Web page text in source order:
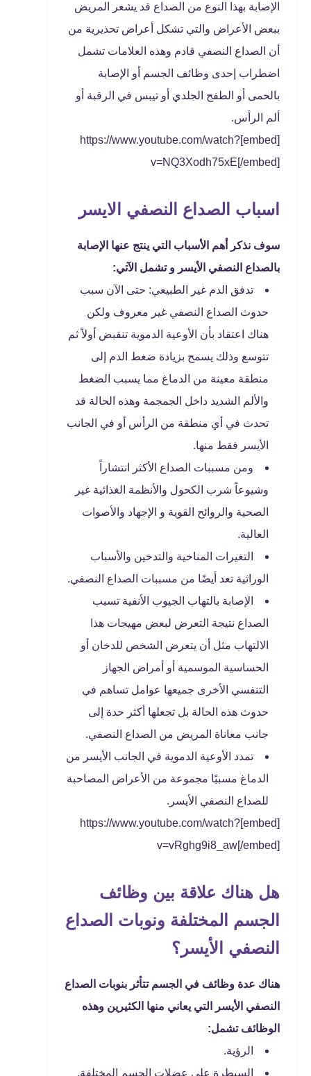
الإصابة بهذا النوع من الصداع قد يشعر المريض
ببعض الأعراض والتي تشكل أعراض تحذيرية من
أن الصداع النصفي قادم وهذه العلامات تشمل
اضطراب إحدى وظائف الجسم أو الإصابة
بالحمى أو الطفح الجلدي أو تيبس في الرقبة أو
ألم الرأس.
[embed]https://www.youtube.com/watch?
v=NQ3Xodh75xE[/embed]
اسباب الصداع النصفي الايسر
سوف نذكر أهم الأسباب التي ينتج عنها الإصابة
بالصداع النصفي الأيسر و تشمل الآتي:
تدفق الدم غير الطبيعي: حتى الآن سبب
حدوث الصداع النصفي غير معروف ولكن
هناك اعتقاد بأن الأوعية الدموية تنقبض أولاً ثم
تتوسع وذلك يسمح بزيادة ضغط الدم إلى
منطقة معينة من الدماغ مما يسبب الضغط
والألم الشديد داخل الجمجمة وهذه الحالة قد
تحدث في أي منطقة من الرأس أو في الجانب
الأيسر فقط منها.
ومن مسببات الصداع الأكثر انتشاراً
وشيوعاً شرب الكحول والأنظمة الغذائية غير
الصحية والروائح القوية و الإجهاد والأصوات
العالية.
التغيرات المناخية والتدخين والأسباب
الوراثية تعد أيضًا من مسببات الصداع النصفي.
الإصابة بالتهاب الجيوب الأنفية تسبب
الصداع نتيجة التعرض لبعض مهيجات هذا
الالتهاب مثل أن يتعرض الشخص للدخان أو
الحساسية الموسمية أو أمراض الجهاز
التنفسي الأخرى جميعها عوامل تساهم في
حدوث هذه الحالة بل تجعلها أكثر حدة إلى
جانب معاناة المريض من الصداع النصفي.
تمدد الأوعية الدموية في الجانب الأيسر من
الدماغ مسببًا مجموعة من الأعراض المصاحبة
للصداع النصفي الأيسر.
[embed]https://www.youtube.com/watch?
v=vRghg9i8_aw[/embed]
هل هناك علاقة بين وظائف
الجسم المختلفة ونوبات الصداع
النصفي الأيسر؟
هناك عدة وظائف في الجسم تتأثر بنوبات الصداع
النصفي الأيسر التي يعاني منها الكثيرين وهذه
الوظائف تشمل:
الرؤية.
السيطرة على عضلات الجسم المختلفة.